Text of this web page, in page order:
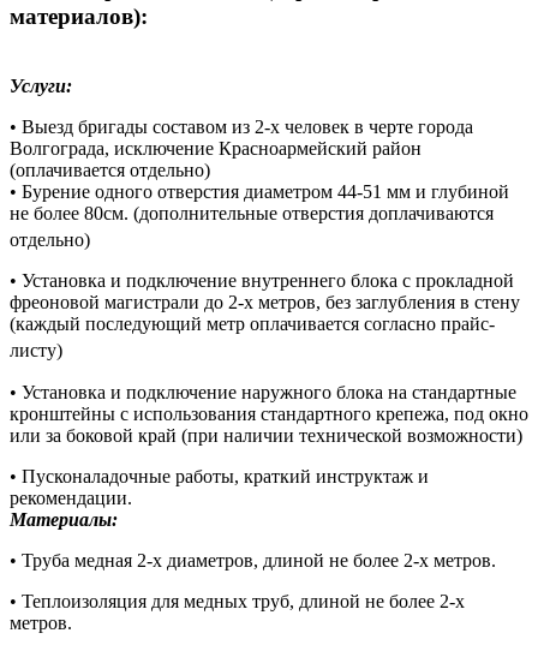
материалов):
Услуги:
• Выезд бригады составом из 2-х человек в черте города
Волгограда, исключение Красноармейский район
(оплачивается отдельно)
• Бурение одного отверстия диаметром 44-51 мм и глубиной
не более 80см. (дополнительные отверстия доплачиваются
отдельно)
• Установка и подключение внутреннего блока с прокладной
фреоновой магистрали до 2-х метров, без заглубления в стену
(каждый последующий метр оплачивается согласно прайс-
листу)
• Установка и подключение наружного блока на стандартные
кронштейны с использования стандартного крепежа, под окно
или за боковой край (при наличии технической возможности)
• Пусконаладочные работы, краткий инструктаж и
рекомендации.
Материалы:
• Труба медная 2-х диаметров, длиной не более 2-х метров.
• Теплоизоляция для медных труб, длиной не более 2-х
метров.